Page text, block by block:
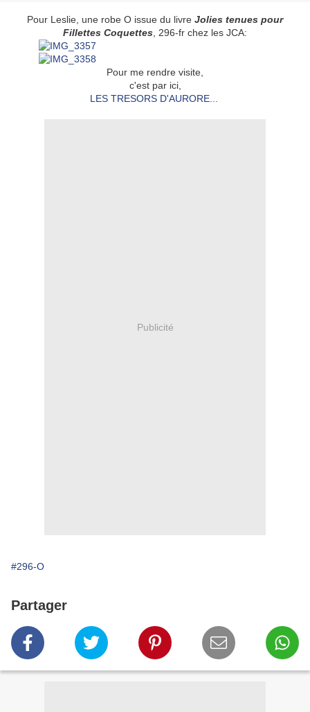
Pour Leslie, une robe O issue du livre Jolies tenues pour
Fillettes Coquettes , 296-fr chez les JCA:
Pour me rendre visite,
c'est par ici,
LES TRESORS D'AURORE...
Publicité
#296-O
Partager